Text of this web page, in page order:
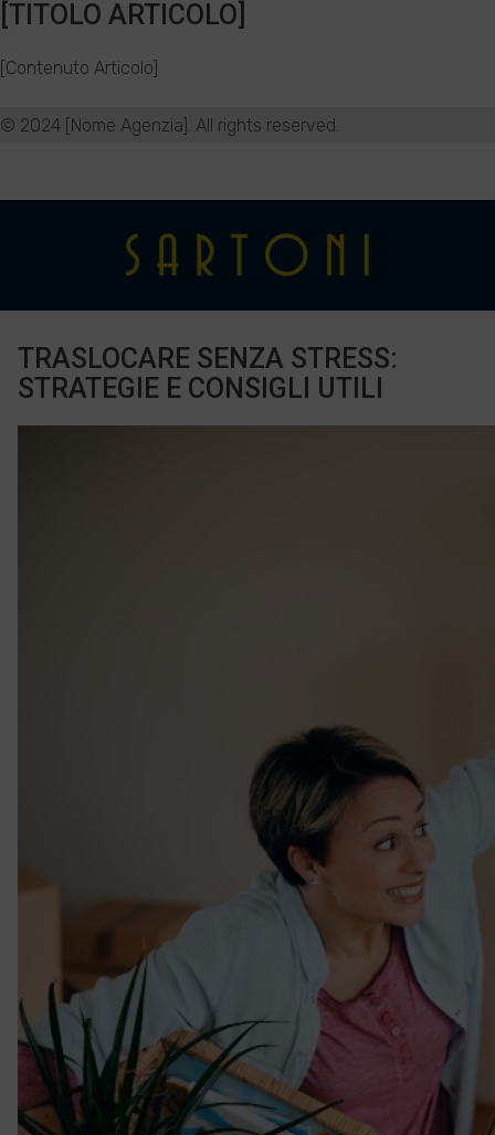
[TITOLO ARTICOLO]
[Contenuto Articolo]
© 2024 [Nome Agenzia]. All rights reserved.
TRASLOCARE SENZA STRESS:
STRATEGIE E CONSIGLI UTILI